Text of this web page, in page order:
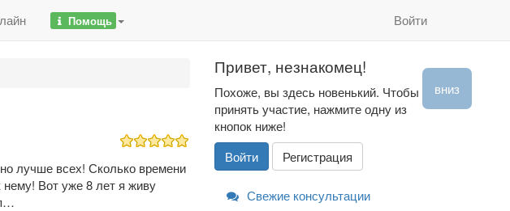
Помощь Войти
лучше всех! Сколько времени
Вот уже 8 лет я живу
вниз
Привет, незнакомец!
Похоже, вы здесь новенький. Чтобы
принять участие, нажмите одну из
кнопок ниже!
Войти
Регистрация
Свежие консультации